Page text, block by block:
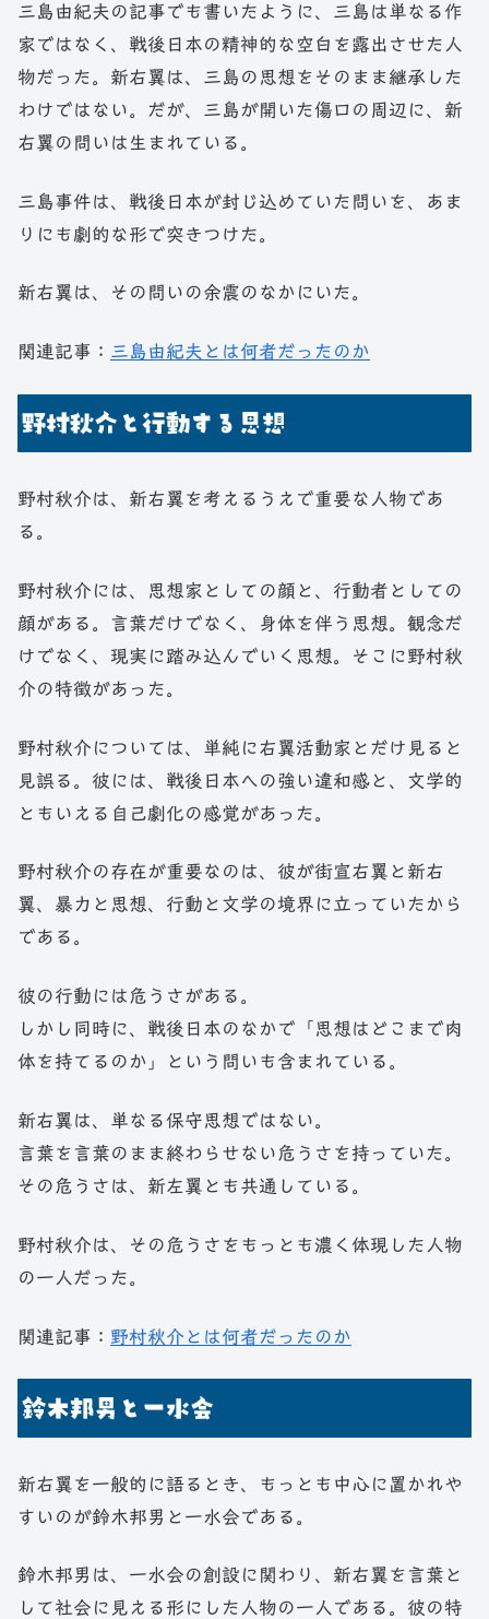
三島由紀夫の記事でも書いたように、三島は単なる作
家ではなく、戦後日本の精神的な空白を露出させた人
物だった。新右翼は、三島の思想をそのまま継承した
わけではない。だが、三島が開いた傷口の周辺に、新
右翼の問いは生まれている。
三島事件は、戦後日本が封じ込めていた問いを、あま
りにも劇的な形で突きつけた。
新右翼は、その問いの余震のなかにいた。
関連記事： 三島由紀夫とは何者だったのか
野村秋介と行動する思想
野村秋介は、新右翼を考えるうえで重要な人物であ
る。
野村秋介には、思想家としての顔と、行動者としての
顔がある。言葉だけでなく、身体を伴う思想。観念だ
けでなく、現実に踏み込んでいく思想。そこに野村秋
介の特徴があった。
野村秋介については、単純に右翼活動家とだけ見ると
見誤る。彼には、戦後日本への強い違和感と、文学的
ともいえる自己劇化の感覚があった。
野村秋介の存在が重要なのは、彼が街宣右翼と新右
翼、暴力と思想、行動と文学の境界に立っていたから
である。
彼の行動には危うさがある。
しかし同時に、戦後日本のなかで「思想はどこまで肉
体を持てるのか」という問いも含まれている。
新右翼は、単なる保守思想ではない。
言葉を言葉のまま終わらせない危うさを持っていた。
その危うさは、新左翼とも共通している。
野村秋介は、その危うさをもっとも濃く体現した人物
の一人だった。
関連記事： 野村秋介とは何者だったのか
鈴木邦男と一水会
新右翼を一般的に語るとき、もっとも中心に置かれや
すいのが鈴木邦男と一水会である。
鈴木邦男は、一水会の創設に関わり、新右翼を言葉と
して社会に見える形にした人物の一人である。彼の特